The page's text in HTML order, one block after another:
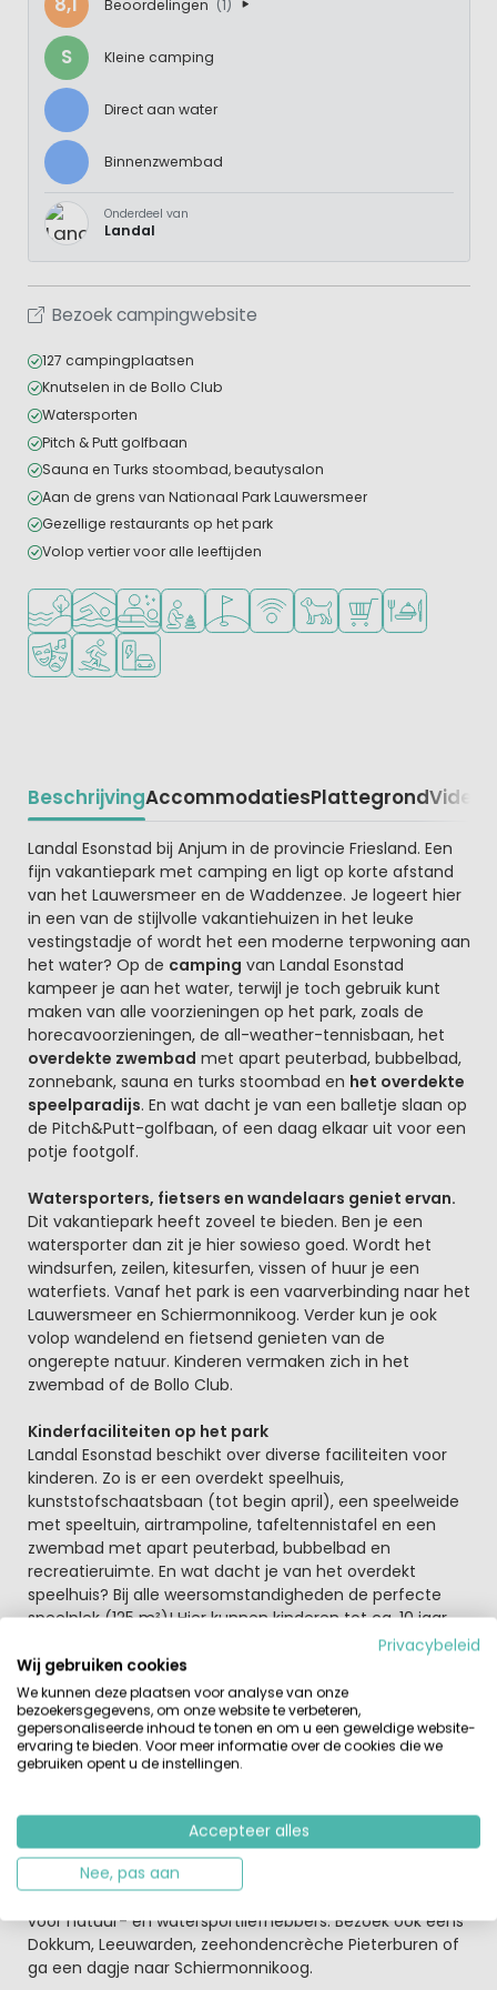
Beoordelingen (1)
S Kleine camping
Direct aan water
Binnenzwembad
Onderdeel van
Landal
Bezoek campingwebsite
127 campingplaatsen
Knutselen in de Bollo Club
Watersporten
Pitch & Putt golfbaan
Sauna en Turks stoombad, beautysalon
Aan de grens van Nationaal Park Lauwersmeer
Gezellige restaurants op het park
Volop vertier voor alle leeftijden
Ligt bij het water
Overdekt zwembad
Wellnessfaciliteiten
Aanbevolen voor jonge kinderen
Golfbaan in de buurt
WiFi beschikbaar
Huisdieren toegestaan
Campingwinkel/
Restaurant of
Animatieprogramma
Watersportfaciliteiten
Laadpaal elektrische auto
BeschrijvingAccommodatiesPlattegrondVideo
Beschrijving
Landal Esonstad bij Anjum in de provincie Friesland. Een
fijn vakantiepark met camping en ligt op korte afstand
van het Lauwersmeer en de Waddenzee. Je logeert hier
in een van de stijlvolle vakantiehuizen in het leuke
vestingstadje of wordt het een moderne terpwoning aan
het water? Op de camping van Landal Esonstad
kampeer je aan het water, terwijl je toch gebruik kunt
maken van alle voorzieningen op het park, zoals de
horecavoorzieningen, de all-weather-tennisbaan, het
overdekte zwembad met apart peuterbad, bubbelbad,
zonnebank, sauna en turks stoombad en het overdekte
speelparadijs. En wat dacht je van een balletje slaan op
de Pitch&Putt-golfbaan, of een daag elkaar uit voor een
potje footgolf.
Watersporters, fietsers en wandelaars geniet ervan.
Dit vakantiepark heeft zoveel te bieden. Ben je een
watersporter dan zit je hier sowieso goed. Wordt het
windsurfen, zeilen, kitesurfen, vissen of huur je een
waterfiets. Vanaf het park is een vaarverbinding naar het
Lauwersmeer en Schiermonnikoog. Verder kun je ook
volop wandelend en fietsend genieten van de
ongerepte natuur. Kinderen vermaken zich in het
zwembad of de Bollo Club.
Kinderfaciliteiten op het park
Landal Esonstad beschikt over diverse faciliteiten voor
kinderen. Zo is er een overdekt speelhuis,
kunststofschaatsbaan (tot begin april), een speelweide
met speeltuin, airtrampoline, tafeltennistafel en een
zwembad met apart peuterbad, bubbelbad en
recreatieruimte. En wat dacht je van het overdekt
speelhuis? Bij alle weersomstandigheden de perfecte
speelplek (125 m²)! Hier kunnen kinderen tot ca. 10 jaar
zich naar hartelust uitleven. Kom het snel ontdekken!
Of wat dacht je van een bezoek aan
Schiermonnikoog. Friesland heeft zoveel
mogelijkheden.
Verder kun je na een fijne dag een van de gezellige
aan het Leukermeer. Het park ligt op de grens van
Nationaal Park Het Lauwersmeer met open
vaarverbinding met het Lauwersmeer. Hier geniet je van
een waterrijk landschap vol terpen en dijken. Dé plek
voor natuur- en watersportliefhebbers. Bezoek ook eens
Dokkum, Leeuwarden, zeehondencrèche Pieterburen of
ga een dagje naar Schiermonnikoog.
Privacybeleid
Wij gebruiken cookies
We kunnen deze plaatsen voor analyse van onze
bezoekersgegevens, om onze website te verbeteren,
gepersonaliseerde inhoud te tonen en om u een geweldige website-
ervaring te bieden. Voor meer informatie over de cookies die we
gebruiken opent u de instellingen.
Accepteer alles
Nee, pas aan